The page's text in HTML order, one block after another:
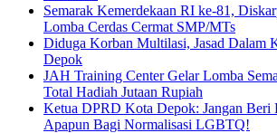
Semarak Kemerdekaan RI ke-81,
Lomba Cerdas Cermat SMP/MTs
Diduga Korban Multilasi, Jasad Dalam
Depok
JAH Training Center Gelar Lomba
Total Hadiah Jutaan Rupiah
Ketua DPRD Kota Depok: Jangan Beri
Apapun Bagi Normalisasi LGBTQ!